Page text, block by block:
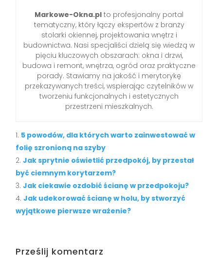
Markowe-Okna.pl to profesjonalny portal
tematyczny, który łączy ekspertów z branży
stolarki okiennej, projektowania wnętrz i
budownictwa. Nasi specjaliści dzielą się wiedzą w
pięciu kluczowych obszarach: okna i drzwi,
budowa i remont, wnętrza, ogród oraz praktyczne
porady. Stawiamy na jakość i merytorykę
przekazywanych treści, wspierając czytelników w
tworzeniu funkcjonalnych i estetycznych
przestrzeni mieszkalnych.
5 powodów, dla których warto zainwestować w
folię szronioną na szyby
Jak sprytnie oświetlić przedpokój, by przestał
być ciemnym korytarzem?
Jak ciekawie ozdobić ścianę w przedpokoju?
Jak udekorować ścianę w holu, by stworzyć
wyjątkowe pierwsze wrażenie?
Prześlij komentarz